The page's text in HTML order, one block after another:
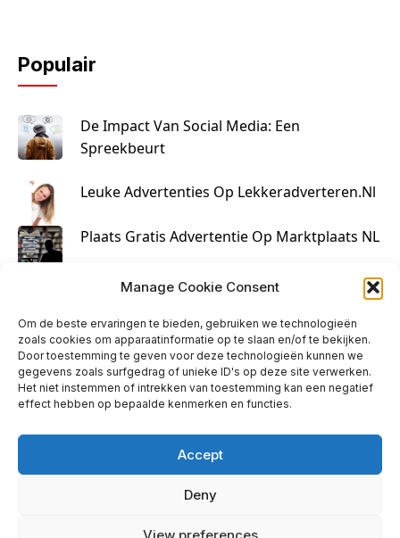
Manage Cookie Consent
Om de beste ervaringen te bieden, gebruiken we technologieën
zoals cookies om apparaatinformatie op te slaan en/of te bekijken.
Door toestemming te geven voor deze technologieën kunnen we
gegevens zoals surfgedrag of unieke ID's op deze site verwerken.
Het niet instemmen of intrekken van toestemming kan een negatief
effect hebben op bepaalde kenmerken en functies.
Accept
Deny
View preferences
Populair
De Impact Van Social Media: Een
Spreekbeurt
Leuke Advertenties Op Lekkeradverteren.nl
Plaats Gratis Advertentie Op Marktplaats NL
Kruisbestuiving Voor Succesvolle Marketing